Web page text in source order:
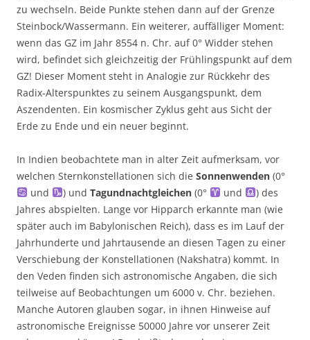
zu wechseln. Beide Punkte stehen dann auf der Grenze
Steinbock/Wassermann. Ein weiterer, auffälliger Moment:
wenn das GZ im Jahr 8554 n. Chr. auf 0° Widder stehen
wird, befindet sich gleichzeitig der Frühlingspunkt auf dem
GZ! Dieser Moment steht in Analogie zur Rückkehr des
Radix-Alterspunktes zu seinem Ausgangspunkt, dem
Aszendenten. Ein kosmischer Zyklus geht aus Sicht der
Erde zu Ende und ein neuer beginnt.
In Indien beobachtete man in alter Zeit aufmerksam, vor
welchen Sternkonstellationen sich die Sonnenwenden (0°
und
) und Tagundnachtgleichen(0° und
) des
Jahres abspielten. Lange vor Hipparch erkannte man (wie
später auch im Babylonischen Reich), dass es im Lauf der
Jahrhunderte und Jahrtausende an diesen Tagen zu einer
Verschiebung der Konstellationen (Nakshatra) kommt. In
den Veden finden sich astronomische Angaben, die sich
teilweise auf Beobachtungen um 6000 v. Chr. beziehen.
Manche Autoren glauben sogar, in ihnen Hinweise auf
astronomische Ereignisse 50000 Jahre vor unserer Zeit